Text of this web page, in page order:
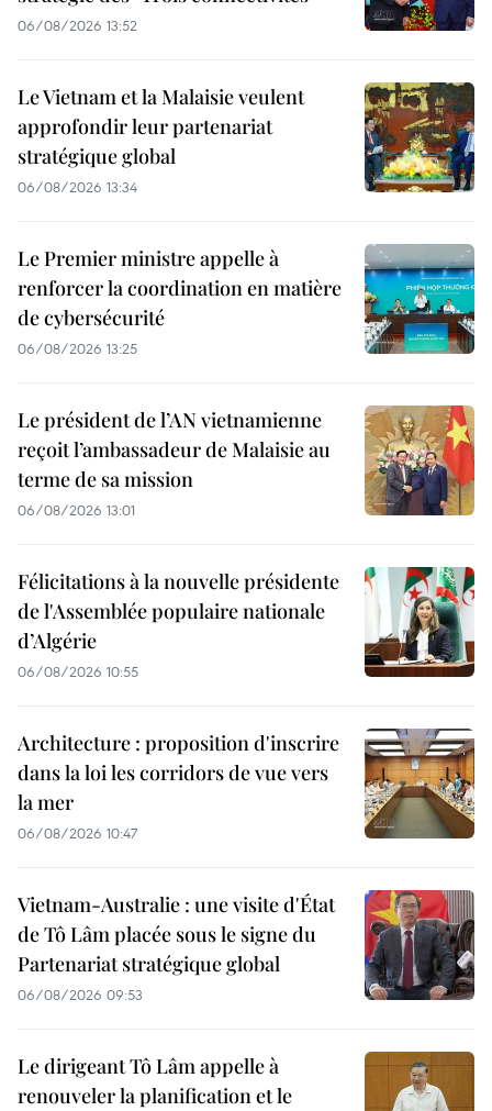
06/08/2026 13:52
Le Vietnam et la Malaisie veulent
approfondir leur partenariat
stratégique global
06/08/2026 13:34
Le Premier ministre appelle à
renforcer la coordination en matière
de cybersécurité
06/08/2026 13:25
Le président de l’AN vietnamienne
reçoit l’ambassadeur de Malaisie au
terme de sa mission
06/08/2026 13:01
Félicitations à la nouvelle présidente
de l'Assemblée populaire nationale
d’Algérie
06/08/2026 10:55
Architecture : proposition d'inscrire
dans la loi les corridors de vue vers
la mer
06/08/2026 10:47
Vietnam-Australie : une visite d'État
de Tô Lâm placée sous le signe du
Partenariat stratégique global
06/08/2026 09:53
Le dirigeant Tô Lâm appelle à
renouveler la planification et le